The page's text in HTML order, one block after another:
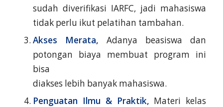
sudah diverifikasi IARFC, jadi mahasiswa
tidak perlu ikut pelatihan tambahan.
Akses Merata, Adanya beasiswa dan
potongan biaya membuat program ini
bisa
diakses lebih banyak mahasiswa.
Penguatan Ilmu & Praktik, Materi kelas